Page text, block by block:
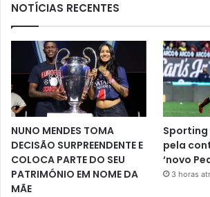
NOTÍCIAS RECENTES
NUNO MENDES TOMA
DECISÃO SURPREENDENTE E
COLOCA PARTE DO SEU
PATRIMÓNIO EM NOME DA
MÃE
Sporting
pela
‘novo
3 horas